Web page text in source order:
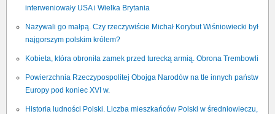
interweniowały USA i Wielka Brytania
Nazywali go małpą. Czy rzeczywiście Michał Korybut Wiśniowiecki był
najgorszym polskim królem?
Kobieta, która obroniła zamek przed turecką armią. Obrona Trembowli
Powierzchnia Rzeczypospolitej Obojga Narodów na tle innych państw
Europy pod koniec XVI w.
Historia ludności Polski. Liczba mieszkańców Polski w średniowieczu,